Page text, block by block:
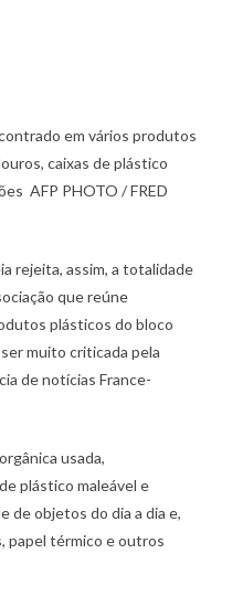
em vários produtos
caixas de plástico
AFP PHOTO / FRED
rejeita, assim, a totalidade
que reúne
plásticos do bloco
muito criticada pela
de notícias France-
usada,
plástico maleável e
de objetos do dia a dia e,
papel térmico e outros